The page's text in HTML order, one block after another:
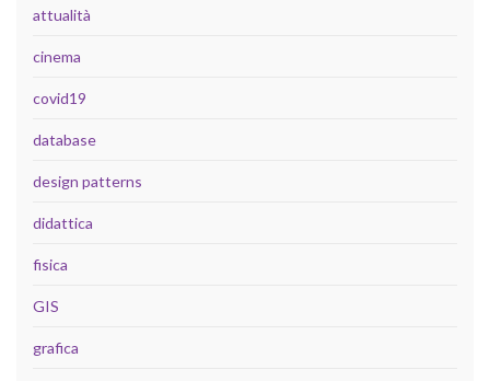
attualità
cinema
covid19
database
design patterns
didattica
fisica
GIS
grafica